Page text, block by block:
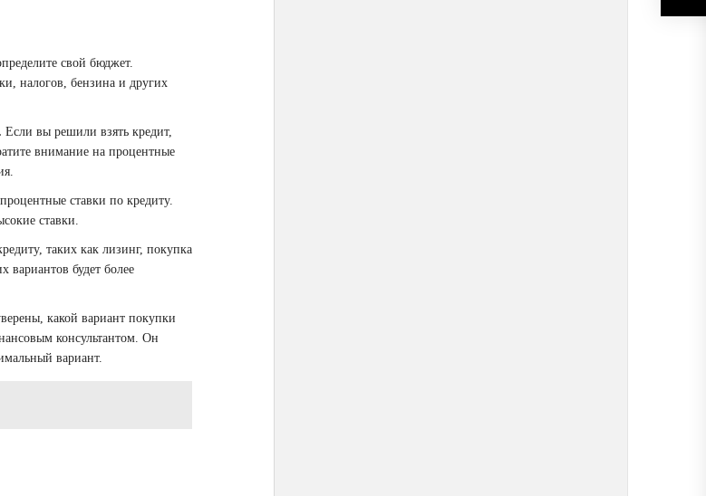
свой бюджет.
налогов, бензина и других
Если вы решили взять кредит,
внимание на процентные
ставки по кредиту.
ставки.
таких как лизинг, покупка
будет более
какой вариант покупки
консультантом. Он
вариант.